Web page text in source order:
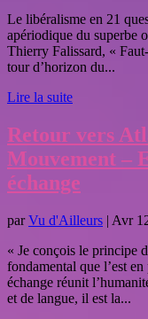
Le libéralisme en 21
apériodique du superbe
Thierry Falissard, «
tour d’horizon du...
Lire la suite
Retour vers
Mouvement –
échange
parVu d'Ailleurs | Avr
« Je conçois le principe
fondamental que l’est
échange réunit
et de langue, il est la...